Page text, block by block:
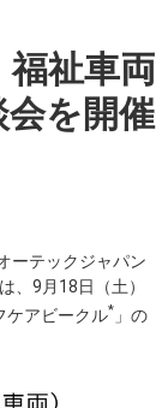
祉車両
を開催
ーテックジャパン
、9月18日（土）
ケアビークル* 」の